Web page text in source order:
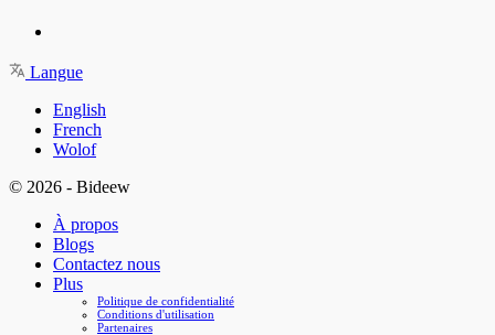
Langue
English
French
Wolof
© 2026 - Bideew
À propos
Blogs
Contactez nous
Plus
Politique de confidentialité
Conditions d'utilisation
Partenaires